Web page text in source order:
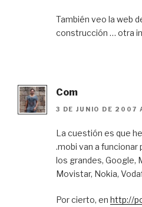
También veo la web
construcción … otra
Com
3 DE JUNIO DE 2007
La cuestión es que
.mobi van a
los grandes, Google,
Movistar, Nokia,
Por cierto, en http://